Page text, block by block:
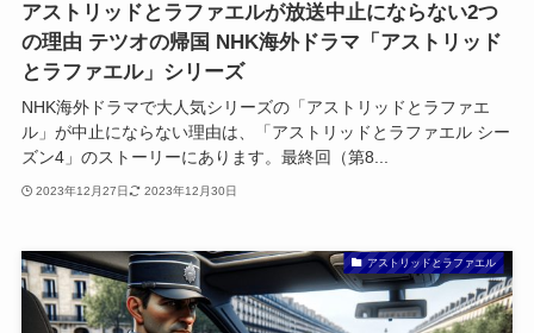
アストリッドとラファエルが放送中止にならない2つ
の理由 テツオの帰国 NHK海外ドラマ「アストリッド
とラファエル」シリーズ
NHK海外ドラマで大人気シリーズの「アストリッドとラファエ
ル」が中止にならない理由は、「アストリッドとラファエル シー
ズン4」のストーリーにあります。最終回（第8...
2023年12月27日 2023年12月30日
アストリッドとラファエル